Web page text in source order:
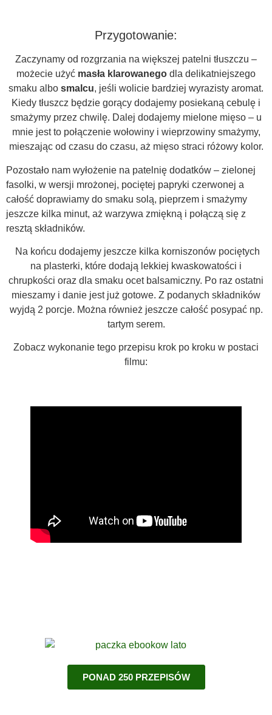
Przygotowanie:
Zaczynamy od rozgrzania na większej patelni tłuszczu –
możecie użyć masła klarowanego dla delikatniejszego
smaku albo smalcu, jeśli wolicie bardziej wyrazisty aromat.
Kiedy tłuszcz będzie gorący dodajemy posiekaną cebulę i
smażymy przez chwilę. Dalej dodajemy mielone mięso – u
mnie jest to połączenie wołowiny i wieprzowiny smażymy,
mieszając od czasu do czasu, aż mięso straci różowy kolor.
Pozostało nam wyłożenie na patelnię dodatków – zielonej
fasolki, w wersji mrożonej, pociętej papryki czerwonej a
całość doprawiamy do smaku solą, pieprzem i smażymy
jeszcze kilka minut, aż warzywa zmiękną i połączą się z
resztą składników.
Na końcu dodajemy jeszcze kilka korniszonów pociętych
na plasterki, które dodają lekkiej kwaskowatości i
chrupkości oraz dla smaku ocet balsamiczny. Po raz ostatni
mieszamy i danie jest już gotowe. Z podanych składników
wyjdą 2 porcje. Można również jeszcze całość posypać np.
tartym serem.
Zobacz wykonanie tego przepisu krok po kroku w postaci
filmu:
PONAD 250 PRZEPISÓW